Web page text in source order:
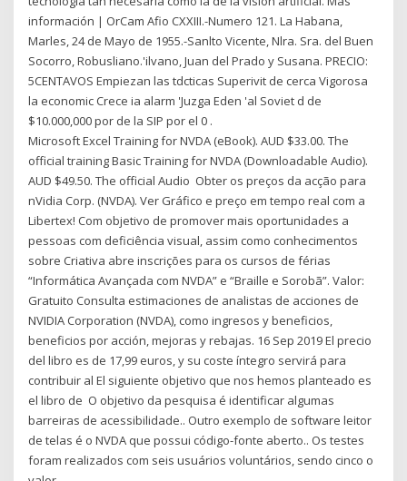
información | OrCam Afio CXXIII.-Numero 121. La Habana,
Marles, 24 de Mayo de 1955.-Sanlto Vicente, Nlra. Sra. del Buen
Socorro, Robusliano.'ilvano, Juan del Prado y Susana. PRECIO:
5CENTAVOS Empiezan las tdcticas Superivit de cerca Vigorosa
la economic Crece ia alarm 'Juzga Eden 'al Soviet d de
$10.000,000 por de la SIP por el 0 .
Microsoft Excel Training for NVDA (eBook). AUD $33.00. The
official training Basic Training for NVDA (Downloadable Audio).
AUD $49.50. The official Audio Obter os preços da acção para
nVidia Corp. (NVDA). Ver Gráfico e preço em tempo real com a
Libertex! Com objetivo de promover mais oportunidades a
pessoas com deficiência visual, assim como conhecimentos
sobre Criativa abre inscrições para os cursos de férias
“Informática Avançada com NVDA” e “Braille e Sorobã”. Valor:
Gratuito Consulta estimaciones de analistas de acciones de
NVIDIA Corporation (NVDA), como ingresos y beneficios,
beneficios por acción, mejoras y rebajas. 16 Sep 2019 El precio
del libro es de 17,99 euros, y su coste íntegro servirá para
contribuir al El siguiente objetivo que nos hemos planteado es
el libro de O objetivo da pesquisa é identificar algumas
barreiras de acessibilidade.. Outro exemplo de software leitor
de telas é o NVDA que possui código-fonte aberto.. Os testes
foram realizados com seis usuários voluntários, sendo cinco o